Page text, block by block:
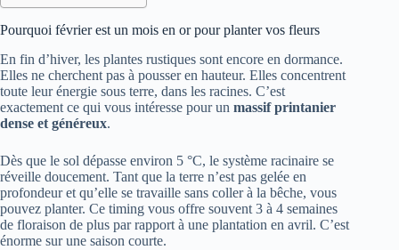
Pourquoi février est un mois en or pour planter vos fleurs
En fin d’hiver, les plantes rustiques sont encore en dormance.
Elles ne cherchent pas à pousser en hauteur. Elles concentrent
toute leur énergie sous terre, dans les racines. C’est
exactement ce qui vous intéresse pour un massif printanier
dense et généreux.
Dès que le sol dépasse environ 5 °C, le système racinaire se
réveille doucement. Tant que la terre n’est pas gelée en
profondeur et qu’elle se travaille sans coller à la bêche, vous
pouvez planter. Ce timing vous offre souvent 3 à 4 semaines
de floraison de plus par rapport à une plantation en avril. C’est
énorme sur une saison courte.